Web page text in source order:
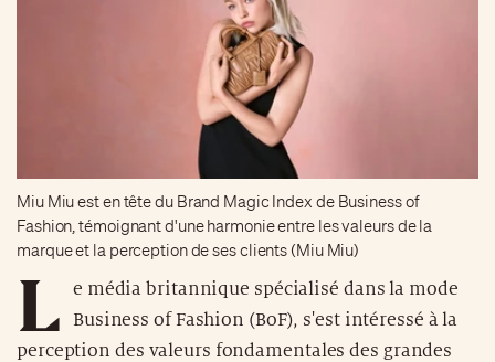
Miu Miu est en tête du Brand Magic Index de Business of
Fashion, témoignant d'une harmonie entre les valeurs de la
marque et la perception de ses clients (Miu Miu)
L
e média britannique spécialisé dans la mode
Business of Fashion (BoF), s'est intéressé à la
perception des valeurs fondamentales des grandes